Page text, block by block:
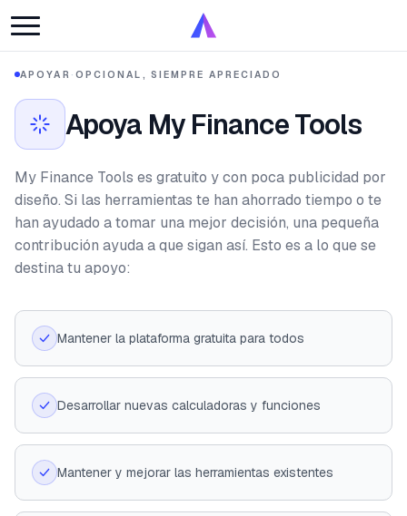
APOYAR · OPCIONAL, SIEMPRE APRECIADO
Apoya My Finance Tools
My Finance Tools es gratuito y con poca publicidad por
diseño. Si las herramientas te han ahorrado tiempo o te
han ayudado a tomar una mejor decisión, una pequeña
contribución ayuda a que sigan así. Esto es a lo que se
destina tu apoyo:
Mantener la plataforma gratuita para todos
Desarrollar nuevas calculadoras y funciones
Mantener y mejorar las herramientas existentes